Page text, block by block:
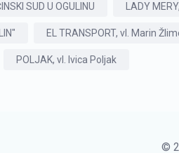
SUD U OGULINU LADY
EL TRANSPORT, vl. Marin
POLJAK, vl. Ivica Poljak
©